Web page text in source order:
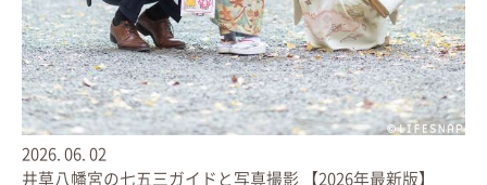
PHOTO PICNIC
LIFESNAP便り
Archives
2026
2025
2024
2026. 06. 02
井草八幡宮の七五三ガイドと写真撮影 【2026年最新版】